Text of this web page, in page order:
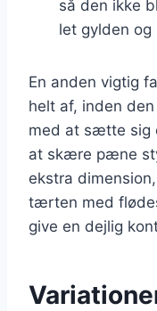
så den ikke
let gylden
En anden vigtig
helt af, inden
med at sætte sig
at skære pæne
ekstra
tærten med
give en dejlig